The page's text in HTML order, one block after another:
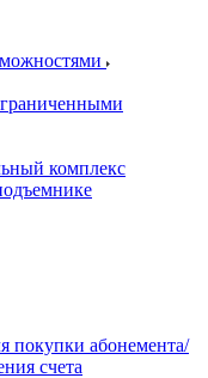
комплекс
покупки абонемента/
счета